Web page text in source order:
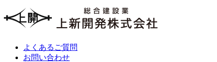
よくあるご質問
お問い合わせ